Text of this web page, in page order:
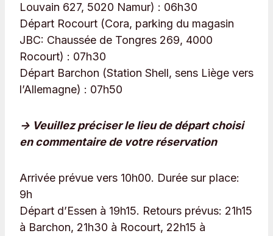
Louvain 627, 5020 Namur) : 06h30
Départ Rocourt (Cora, parking du magasin
JBC: Chaussée de Tongres 269, 4000
Rocourt) : 07h30
Départ Barchon (Station Shell, sens Liège vers
l’Allemagne) : 07h50
-> Veuillez préciser le lieu de départ choisi
en commentaire de votre réservation
Arrivée prévue vers 10h00. Durée sur place:
9h
Départ d’Essen à 19h15. Retours prévus: 21h15
à Barchon, 21h30 à Rocourt, 22h15 à